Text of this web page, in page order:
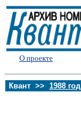
О проекте
Квант >> 1988 год